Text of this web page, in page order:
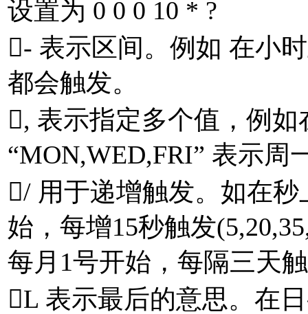
设置为 0 0 0 10 * ?
- 表示区间。例如 在小
都会触发。
, 表示指定多个值，例
“MON,WED,FRI” 表示周
/ 用于递增触发。如在秒
始，每增15秒触发
每月1号开始，每隔三天
L 表示最后的意思。在